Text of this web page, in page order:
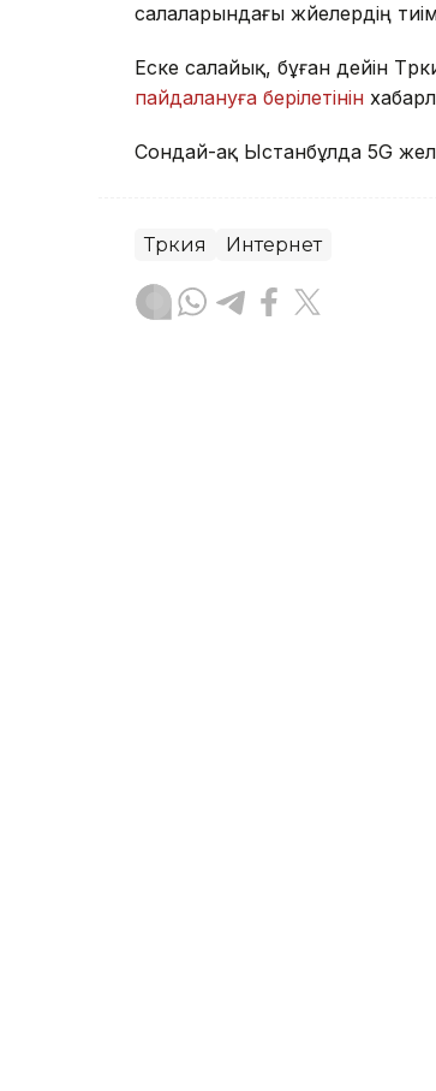
салаларындағы жүйелердің
Еске салайық, бұған дейін
пайдалануға берілетінін
Сондай-ақ Ыстанбұлда 5G
Түркия Интернет